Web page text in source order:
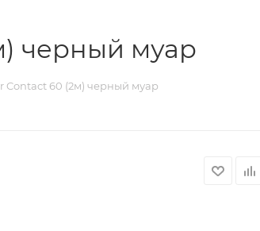
черный муар
Contact 60 (2м) черный муар